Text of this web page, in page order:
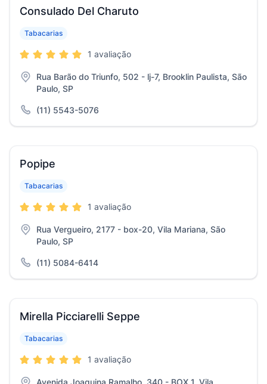
Consulado Del Charuto
Tabacarias
1 avaliação
Rua Barão do Triunfo, 502 - lj-7, Brooklin Paulista, São
Paulo, SP
(11) 5543-5076
Popipe
Tabacarias
1 avaliação
Rua Vergueiro, 2177 - box-20, Vila Mariana, São
Paulo, SP
(11) 5084-6414
Mirella Picciarelli Seppe
Tabacarias
1 avaliação
Avenida Joaquina Ramalho, 340 - BOX 1, Vila